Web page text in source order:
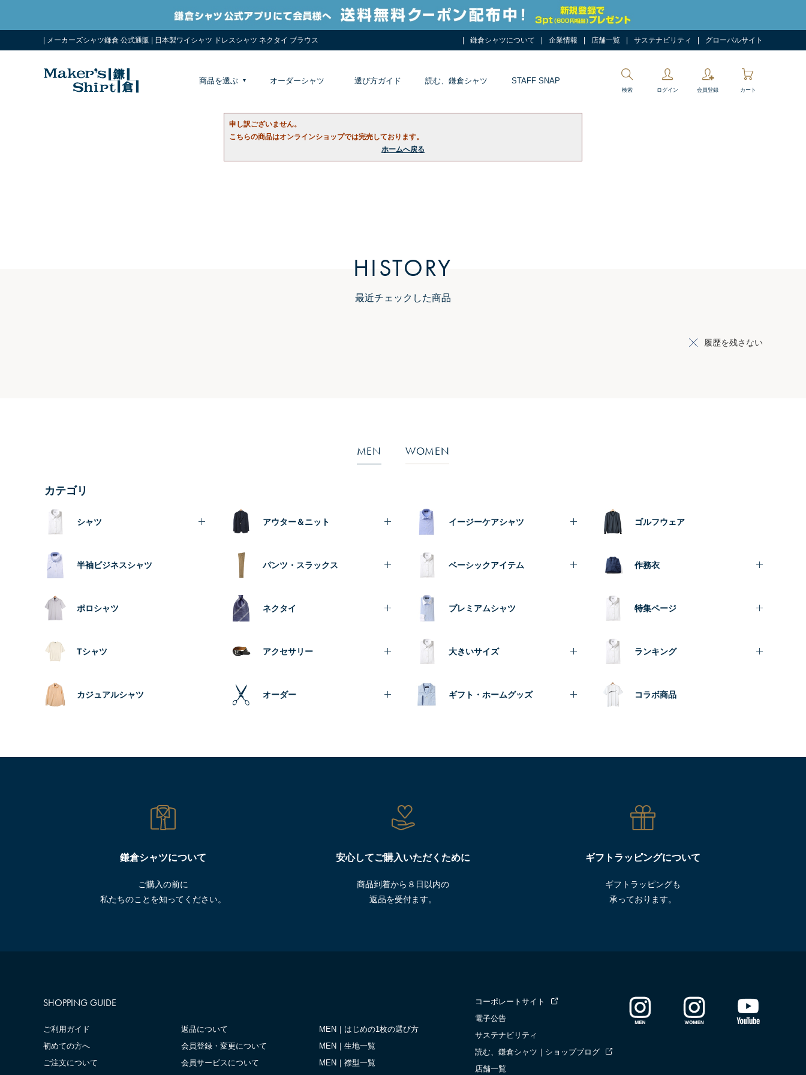
| メーカーズシャツ鎌倉 公式通販 | 日本製ワイシャツ ドレスシャツ ネクタイ ブラウス 鎌倉シャツについて 企業情報 店舗一覧 サステナビリティ グローバルサイト
商品を選ぶ オーダーシャツ 選び方ガイド 読む、鎌倉シャツ STAFF SNAP
検索 ログイン 会員登録 カート
申し訳ございません。
こちらの商品はオンラインショップでは完売しております。
ホームへ戻る
HISTORY
最近チェックした商品
履歴を残さない
MEN WOMEN
カテゴリ
シャツ
半袖ビジネスシャツ
ポロシャツ
Tシャツ
カジュアルシャツ
アウター＆ニット
パンツ・スラックス
ネクタイ
アクセサリー
オーダー
イージーケアシャツ
ベーシックアイテム
プレミアムシャツ
大きいサイズ
ギフト・ホームグッズ
ゴルフウェア
作務衣
特集ページ
ランキング
コラボ商品
鎌倉シャツについて
ご購入の前に
私たちのことを知ってください。
安心してご購入いただくために
商品到着から８日以内の
返品を受付ます。
ギフトラッピングについて
ギフトラッピングも
承っております。
SHOPPING GUIDE
ご利用ガイド
初めての方へ
ご注文について
返品について
会員登録・変更について
会員サービスについて
MEN｜はじめの1枚の選び方
MEN｜生地一覧
MEN｜襟型一覧
コーポレートサイト
電子公告
サステナビリティ
読む、鎌倉シャツ｜ショップブログ
店舗一覧